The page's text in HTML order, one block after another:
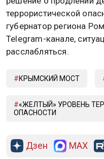
террористической
губернатор региона
Telegram-канале,
расслабляться.
КРЫМСКИЙ МОСТ
«ЖЕЛТЫЙ» УРОВЕНЬ
ОПАСНОСТИ
Дзен MAX